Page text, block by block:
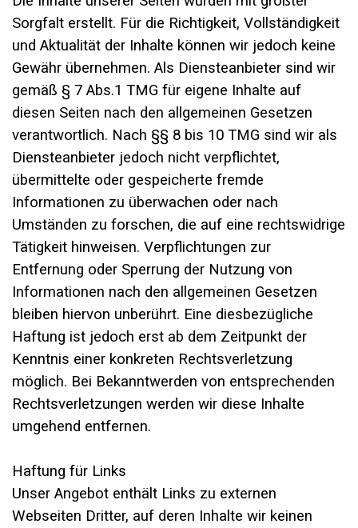
Sorgfalt erstellt. Für die Richtigkeit, Vollständigkeit
und Aktualität der Inhalte können wir jedoch keine
Gewähr übernehmen. Als Diensteanbieter sind wir
gemäß § 7 Abs.1 TMG für eigene Inhalte auf
diesen Seiten nach den allgemeinen Gesetzen
verantwortlich. Nach §§ 8 bis 10 TMG sind wir als
Diensteanbieter jedoch nicht verpflichtet,
übermittelte oder gespeicherte fremde
Informationen zu überwachen oder nach
Umständen zu forschen, die auf eine rechtswidrige
Tätigkeit hinweisen. Verpflichtungen zur
Entfernung oder Sperrung der Nutzung von
Informationen nach den allgemeinen Gesetzen
bleiben hiervon unberührt. Eine diesbezügliche
Haftung ist jedoch erst ab dem Zeitpunkt der
Kenntnis einer konkreten Rechtsverletzung
möglich. Bei Bekanntwerden von entsprechenden
Rechtsverletzungen werden wir diese Inhalte
umgehend entfernen.
Haftung für Links
Unser Angebot enthält Links zu externen
Webseiten Dritter, auf deren Inhalte wir keinen